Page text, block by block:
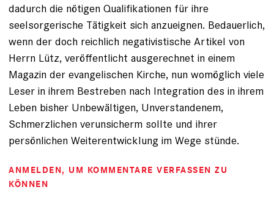
dadurch die nötigen Qualifikationen für ihre
seelsorgerische Tätigkeit sich anzueignen. Bedauerlich,
wenn der doch reichlich negativistische Artikel von
Herrn Lütz, veröffentlicht ausgerechnet in einem
Magazin der evangelischen Kirche, nun womöglich viele
Leser in ihrem Bestreben nach Integration des in ihrem
Leben bisher Unbewältigen, Unverstandenem,
Schmerzlichen verunsicherm sollte und ihrer
persönlichen Weiterentwicklung im Wege stünde.
ANMELDEN, UM KOMMENTARE VERFASSEN ZU
KÖNNEN